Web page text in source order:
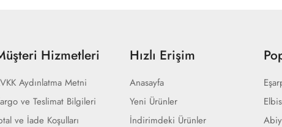
Hizmetleri
Aydınlatma Metni
ve Teslimat Bilgileri
ve İade Koşulları
Hızlı Erişim
Anasayfa
Yeni Ürünler
İndirimdeki Ürünler